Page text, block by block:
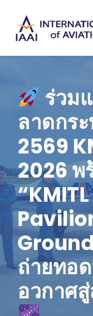
ร่วม
ลาดกร
2569
2026 พ
ถ่ายทอ
อวกาศ